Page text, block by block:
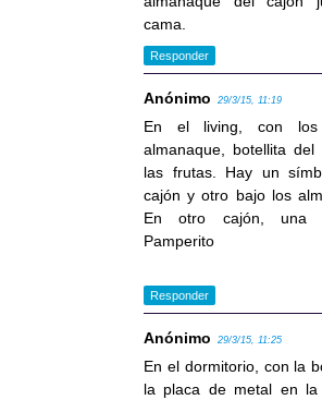
cama.
Responder
Anónimo 29/3/15, 11:19
En el living, con
almanaque, botellita del
las frutas. Hay un
cajón y otro bajo los
En otro cajón, una
Pamperito
Responder
Anónimo 29/3/15, 11:25
En el dormitorio, con la
la placa de metal en